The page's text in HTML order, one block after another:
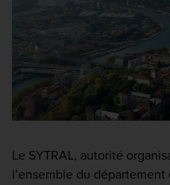
Le SYTRAL, autorité
l’ensemble du département